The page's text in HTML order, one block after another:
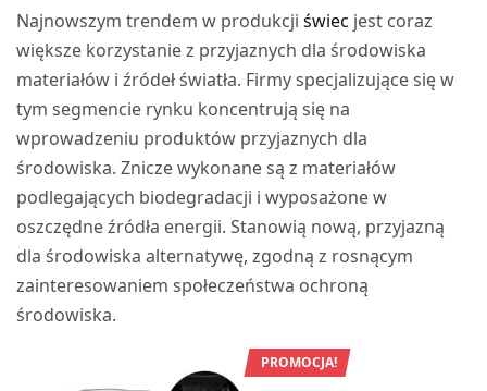
Najnowszym trendem w produkcjiświec jest coraz
większe korzystanie z przyjaznych dla środowiska
materiałów i źródeł światła. Firmy specjalizujące się w
tym segmencie rynku koncentrują się na
wprowadzeniu produktów przyjaznych dla
środowiska. Znicze wykonane są z materiałów
podlegających biodegradacji i wyposażone w
oszczędne źródła energii. Stanowią nową, przyjazną
dla środowiska alternatywę, zgodną z rosnącym
zainteresowaniem społeczeństwa ochroną
środowiska.
PROMOCJA!